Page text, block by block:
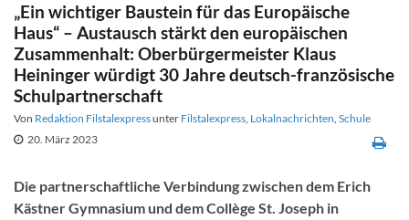
„Ein wichtiger Baustein für das Europäische
Haus“ – Austausch stärkt den europäischen
Zusammenhalt: Oberbürgermeister Klaus
Heininger würdigt 30 Jahre deutsch-französische
Schulpartnerschaft
Von Redaktion Filstalexpressunter Filstalexpress, Lokalnachrichten, Schule
20. März 2023
Die partnerschaftliche Verbindung zwischen dem Erich
Kästner Gymnasium und dem Collège St. Joseph in